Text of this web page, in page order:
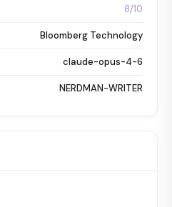
8/10
Bloomberg Technology
claude-opus-4-6
NERDMAN-WRITER